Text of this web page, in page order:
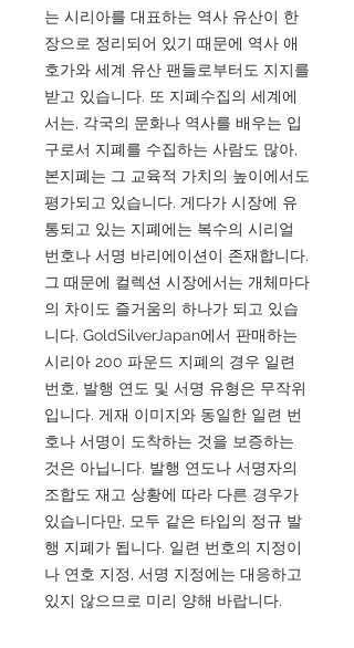
는 시리아를 대표하는 역사 유산이 한
장으로 정리되어 있기 때문에 역사 애
호가와 세계 유산 팬들로부터도 지지를
받고 있습니다. 또 지폐수집의 세계에
서는, 각국의 문화나 역사를 배우는 입
구로서 지폐를 수집하는 사람도 많아,
본지폐는 그 교육적 가치의 높이에서도
평가되고 있습니다. 게다가 시장에 유
통되고 있는 지폐에는 복수의 시리얼
번호나 서명 바리에이션이 존재합니다.
그 때문에 컬렉션 시장에서는 개체마다
의 차이도 즐거움의 하나가 되고 있습
니다. GoldSilverJapan에서 판매하는
시리아 200 파운드 지폐의 경우 일련
번호, 발행 연도 및 서명 유형은 무작위
입니다. 게재 이미지와 동일한 일련 번
호나 서명이 도착하는 것을 보증하는
것은 아닙니다. 발행 연도나 서명자의
조합도 재고 상황에 따라 다른 경우가
있습니다만, 모두 같은 타입의 정규 발
행 지폐가 됩니다. 일련 번호의 지정이
나 연호 지정, 서명 지정에는 대응하고
있지 않으므로 미리 양해 바랍니다.